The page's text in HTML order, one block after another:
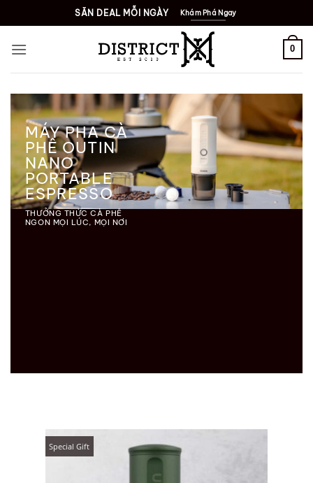
qua
nội
SĂN DEAL MỖI NGÀY Khám Phá Ngay
0
MÁY PHA CÀ
PHÊ OUTIN
NANO
PORTABLE
ESPRESSO
THƯỞNG THỨC CÀ PHÊ
NGON MỌI LÚC, MỌI NƠI
Special Gift